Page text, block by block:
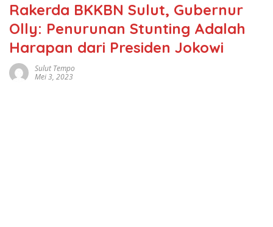
Rakerda BKKBN Sulut, Gubernur
Olly: Penurunan Stunting Adalah
Harapan dari Presiden Jokowi
Sulut Tempo
Mei 3, 2023